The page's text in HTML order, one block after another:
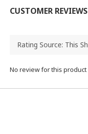
CUSTOMER REVIEWS
No review for this product